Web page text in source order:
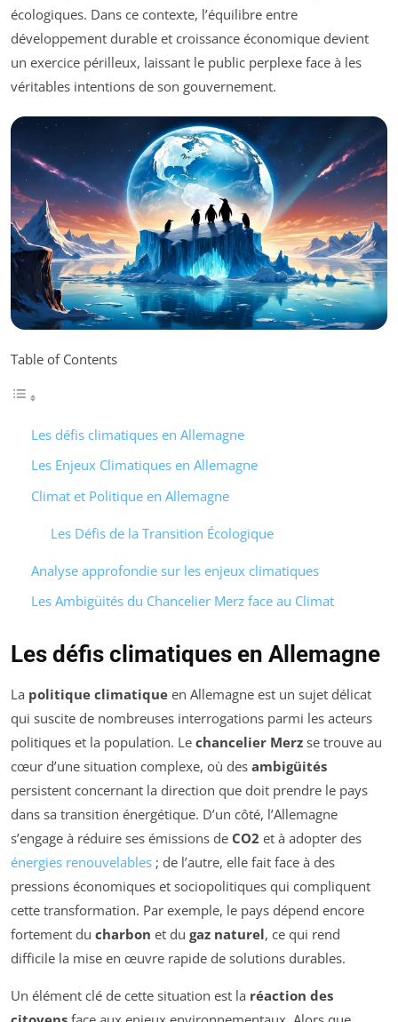
écologiques. Dans ce contexte, l’équilibre entre
développement durable et croissance économique devient
un exercice périlleux, laissant le public perplexe face à les
véritables intentions de son gouvernement.
Table of Contents
Les défis climatiques en Allemagne
Les Enjeux Climatiques en Allemagne
Climat et Politique en Allemagne
Les Défis de la Transition Écologique
Analyse approfondie sur les enjeux climatiques
Les Ambigüités du Chancelier Merz face au Climat
Les défis climatiques en Allemagne
La politique climatique en Allemagne est un sujet délicat
qui suscite de nombreuses interrogations parmi les acteurs
politiques et la population. Le chancelier Merz se trouve au
cœur d’une situation complexe, où des ambigüités
persistent concernant la direction que doit prendre le pays
dans sa transition énergétique. D’un côté, l’Allemagne
s’engage à réduire ses émissions de CO2 et à adopter des
énergies renouvelables ; de l’autre, elle fait face à des
pressions économiques et sociopolitiques qui compliquent
cette transformation. Par exemple, le pays dépend encore
fortement du charbon et du gaz naturel, ce qui rend
difficile la mise en œuvre rapide de solutions durables.
Un élément clé de cette situation est la réaction des